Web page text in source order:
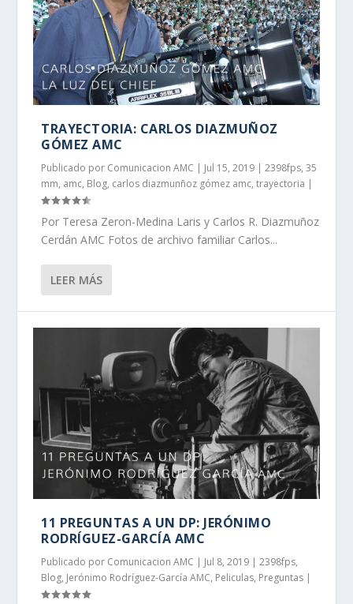
TRAYECTORIA: CARLOS DIAZMUÑOZ
GÓMEZ AMC
Publicado por Comunicacion AMC | Jul 15, 2019 |2398fps,35
mm, amc, Blog, carlos diazmunñoz gómez amc,trayectoria |
Por Teresa Zeron-Medina Laris y Carlos R. Diazmuñoz
Cerdán AMC Fotos de archivo familiar Carlos...
LEER MÁS
11 PREGUNTAS A UN DP: JERÓNIMO
RODRÍGUEZ-GARCÍA AMC
Publicado por Comunicacion AMC | Jul 8, 2019 |2398fps,
Blog, Jerónimo Rodríguez-García AMC, Peliculas, Preguntas |